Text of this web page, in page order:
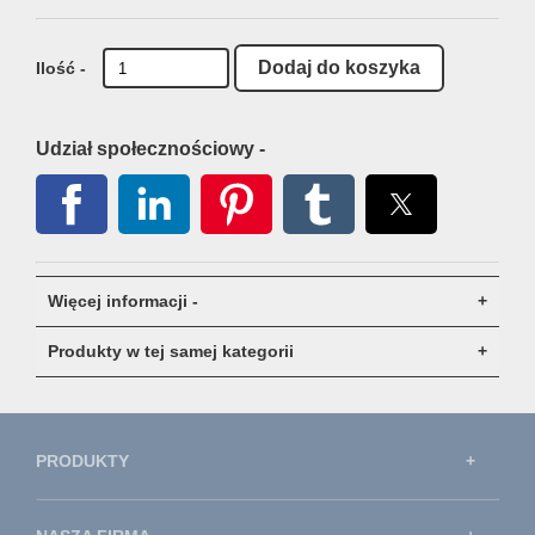
Ilość -
Udział społecznościowy -
Więcej informacji -
Produkty w tej samej kategorii
PRODUKTY